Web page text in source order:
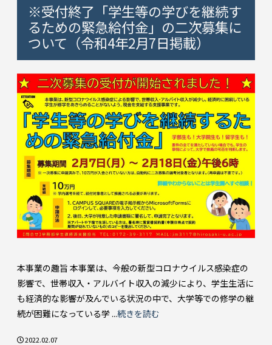
※受付終了「学生等の学びを継続す
るための緊急給付金」の二次募集に
ついて（令和4年2月7日掲載）
本事業の趣旨 本事業は、今般の新型コロナウイルス感染症の
影響で、世帯収入・アルバイト収入の減少により、学生生活に
も経済的な影響が及んでいる状況の中で、大学等での修学の継
続が困難になっている学 ...続きを読む
2022.02.07